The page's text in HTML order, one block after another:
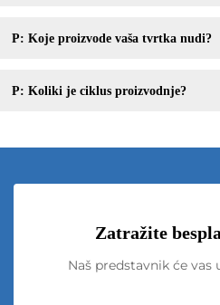
P: Koje proizvode vaša tvrtka nudi?
P: Koliki je ciklus proizvodnje?
Zatražite
Naš predstavnik će